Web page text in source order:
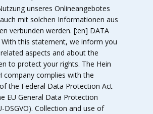
unseres Onlineangebotes
mit solchen Informationen aus
verbunden werden. [:en] DATA
With this statement, we inform you
aspects and about the
to protect your rights. The Hein
company complies with the
the Federal Data Protection Act
EU General Data Protection
DSGVO). Collection and use of